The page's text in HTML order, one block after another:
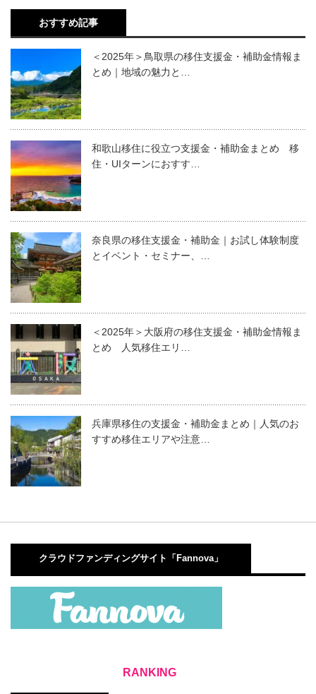
おすすめ記事
＜2025年＞鳥取県の移住支援金・補助金情報ま
とめ｜地域の魅力と…
和歌山移住に役立つ支援金・補助金まとめ 移
住・UIターンにおすす…
奈良県の移住支援金・補助金｜お試し体験制度
とイベント・セミナー、…
＜2025年＞大阪府の移住支援金・補助金情報ま
とめ 人気移住エリ…
兵庫県移住の支援金・補助金まとめ｜人気のお
すすめ移住エリアや注意…
クラウドファンディングサイト「Fannova」